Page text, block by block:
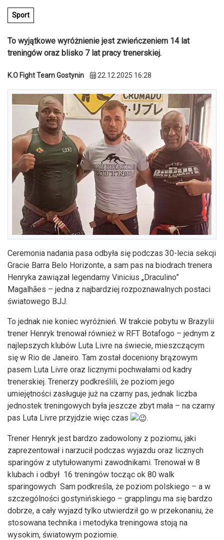
Sport
To wyjątkowe wyróżnienie jest zwieńczeniem 14 lat
treningów oraz blisko 7 lat pracy trenerskiej.
K.O Fight Team Gostynin 22.12.2025 16:28
Ceremonia nadania pasa odbyła się podczas 30-lecia sekcji
Gracie Barra Belo Horizonte, a sam pas na biodrach trenera
Henryka zawiązał legendarny Vinicius „Draculino”
Magalhães – jedna z najbardziej rozpoznawalnych postaci
światowego BJJ.
To jednak nie koniec wyróżnień. W trakcie pobytu w Brazylii
trener Henryk trenował również w RFT Botafogo – jednym z
najlepszych klubów Luta Livre na świecie, mieszczącym
się w Rio de Janeiro. Tam został doceniony brązowym
pasem Luta Livre oraz licznymi pochwałami od kadry
trenerskiej. Trenerzy podkreślili, że poziom jego
umiejętności zasługuje już na czarny pas, jednak liczba
jednostek treningowych była jeszcze zbyt mała – na czarny
pas Luta Livre przyjdzie więc czas
.
Trener Henryk jest bardzo zadowolony z poziomu, jaki
zaprezentował i narzucił podczas wyjazdu oraz licznych
sparingów z utytułowanymi zawodnikami. Trenował w 8
klubach i odbył 16 treningów tocząc ok 80 walk
sparingowych Sam podkreśla, że poziom polskiego – a w
szczególności gostynińskiego – grapplingu ma się bardzo
dobrze, a cały wyjazd tylko utwierdził go w przekonaniu, że
stosowana technika i metodyka treningowa stoją na
wysokim, światowym poziomie.